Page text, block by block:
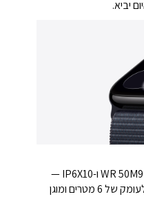
Apple Watch Series 11 מדורג WR 50M9 ו-IP6X10 —
מושלם לבריכה או לאוקיינוס עד לעומק של 6 מטרים ומוגן